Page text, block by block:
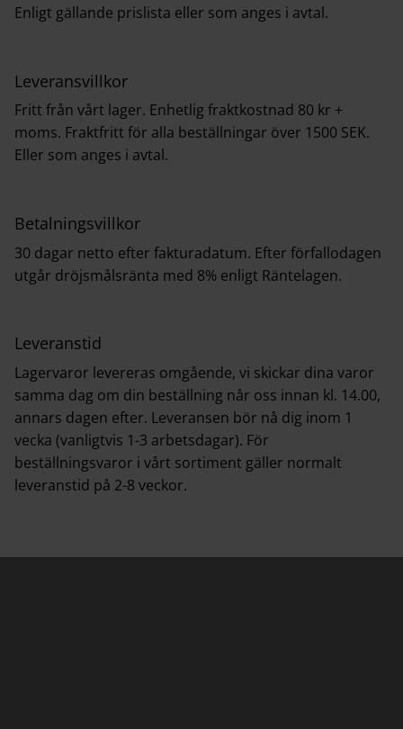
Enligt gällande prislista eller som anges i avtal.
Leveransvillkor
Fritt från vårt lager. Enhetlig fraktkostnad 80 kr +
moms. Fraktfritt för alla beställningar över 1500 SEK.
Eller som anges i avtal.
Betalningsvillkor
30 dagar netto efter fakturadatum. Efter förfallodagen
utgår dröjsmålsränta med 8% enligt Räntelagen.
Leveranstid
Lagervaror levereras omgående, vi skickar dina varor
samma dag om din beställning når oss innan kl. 14.00,
annars dagen efter. Leveransen bör nå dig inom 1
vecka (vanligtvis 1-3 arbetsdagar). För
beställningsvaror i vårt sortiment gäller normalt
leveranstid på 2-8 veckor.